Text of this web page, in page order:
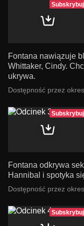
Subskrybuj
Fontana nawiązuje
Whittaker, Cindy.
ukrywa.
Dostępność przez
Subskrybuj
Fontana odkrywa
Hannibal i spotyka
Dostępność przez
Subskrybuj